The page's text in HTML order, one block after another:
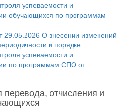
успеваемости и
обучающихся по программам
О внесении изменений
и порядке
успеваемости и
по программам СПО от
перевода, отчисления и